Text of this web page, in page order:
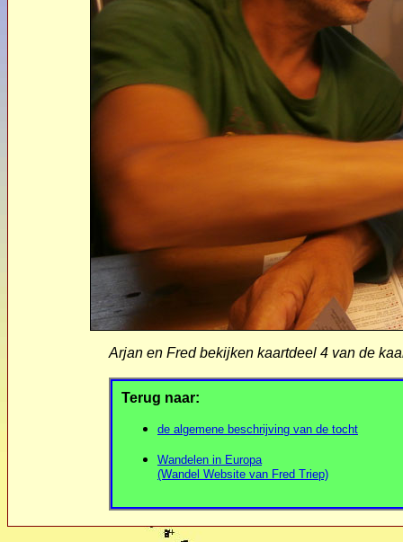
Arjan en Fred bekijken kaartdeel 4 van de
Terug naar:
de algemene beschrijving van de tocht
Wandelen in Europa
(Wandel Website van Fred Triep)